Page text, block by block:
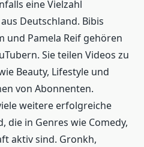
eine Vielzahl
Deutschland. Bibis
und Pamela Reif gehören
Sie teilen Videos zu
Beauty, Lifestyle und
von Abonnenten.
weitere erfolgreiche
die in Genres wie Comedy,
aktiv sind. Gronkh,